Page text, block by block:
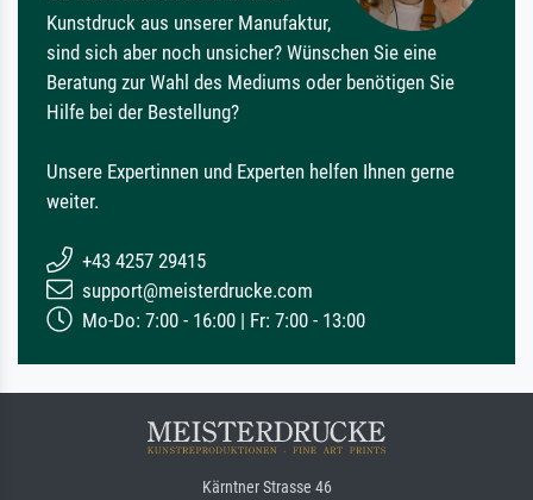
Kunstdruck aus unserer Manufaktur,
sind sich aber noch unsicher? Wünschen Sie eine
Beratung zur Wahl des Mediums oder benötigen Sie
Hilfe bei der Bestellung?
Unsere Expertinnen und Experten helfen Ihnen gerne
weiter.
+43 4257 29415
support@meisterdrucke.com
Mo-Do: 7:00 - 16:00 | Fr: 7:00 - 13:00
Kärntner Strasse 46